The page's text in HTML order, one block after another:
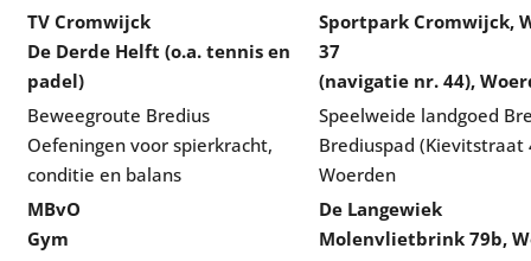
TV Cromwijck
De Derde Helft (o.a. tennis en
padel)
Sportpark Cromwijck,
37
(navigatie nr. 44),
Beweegroute Bredius
Oefeningen voor spierkracht,
conditie en balans
Speelweide landgoed
Brediuspad (Kievitstraat
Woerden
MBvO
Gym
De Langewiek
Molenvlietbrink 79b,